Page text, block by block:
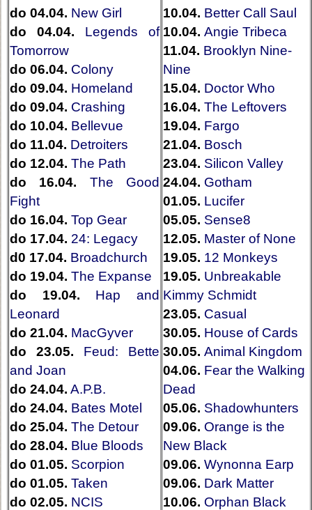
do 04.04. New Girl
do 04.04.
Legends of
Tomorrow
do 06.04. Colony
do 09.04. Homeland
do 09.04. Crashing
do 10.04. Bellevue
do 11.04. Detroiters
do 12.04. The Path
do 16.04.
The Good
Fight
do 16.04. Top Gear
do 17.04. 24: Legacy
d0 17.04. Broadchurch
do 19.04. The Expanse
do 19.04.
Hap and
Leonard
do 21.04. MacGyver
do 23.05.
Feud: Bette
and Joan
do 24.04. A.P.B.
do 24.04. Bates Motel
do 25.04. The Detour
do 28.04. Blue Bloods
do 01.05. Scorpion
do 01.05. Taken
do 02.05. NCIS
10.04. Better Call Saul
10.04. Angie Tribeca
11.04. Brooklyn Nine-
Nine
15.04. Doctor Who
16.04. The Leftovers
19.04. Fargo
21.04. Bosch
23.04. Silicon Valley
24.04. Gotham
01.05. Lucifer
05.05. Sense8
12.05. Master of None
19.05. 12 Monkeys
19.05. Unbreakable
Kimmy Schmidt
23.05. Casual
30.05. House of Cards
30.05. Animal Kingdom
04.06. Fear the Walking
Dead
05.06. Shadowhunters
09.06. Orange is the
New Black
09.06. Wynonna Earp
09.06. Dark Matter
10.06. Orphan Black